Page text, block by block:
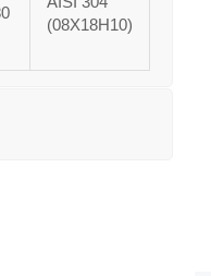
(08Х18Н10)